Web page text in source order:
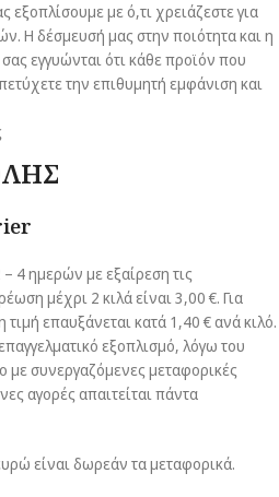
εξοπλίσουμε με ό,τι χρειάζεστε για
Η δέσμευσή μας στην ποιότητα και η
εγγυώνται ότι κάθε προϊόν που
την επιθυμητή εμφάνιση και
4 ημερών με εξαίρεση τις
μέχρι 2 κιλά είναι 3,00 €. Για
επαυξάνεται κατά 1,40 € ανά κιλό.
εξοπλισμό, λόγω του
με συνεργαζόμενες μεταφορικές
αγορές απαιτείται πάντα
είναι δωρεάν τα μεταφορικά.